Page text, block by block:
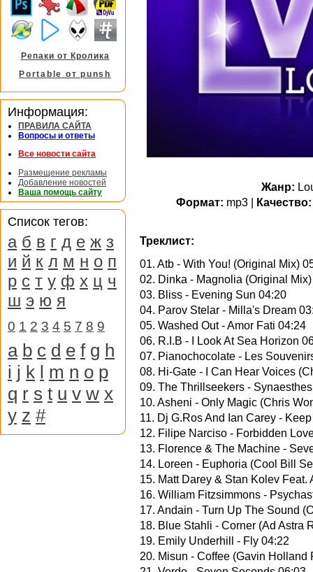
Жанр:
Формат: mp3 | Качество:
Треклист:
01. Atb - With You! (Original Mix)
02. Dinka - Magnolia (Original
03. Bliss - Evening Sun 04:20
04. Parov Stelar - Milla's Dream
05. Washed Out - Amor Fati 04:24
06. R.I.B - I Look At Sea Horizon
07. Pianochocolate - Les
08. Hi-Gate - I Can Hear Voices
09. The Thrillseekers -
10. Asheni - Only Magic (Chris
11. Dj G.Ros And Ian Carey -
12. Filipe Narciso - Forbidden
13. Florence & The Machine -
14. Loreen - Euphoria (Cool Bill
15. Matt Darey & Stan Kolev
16. William Fitzsimmons -
17. Andain - Turn Up The Sound
18. Blue Stahli - Corner (Ad Astra
19. Emily Underhill - Fly 04:22
20. Misun - Coffee (Gavin Holland
Репаки от Кролика
Portable от punsh
Информация:
ПРАВИЛА САЙТА
Вопросы и ответы
Все новости сайта
Размещение рекламы
Добавление новостей
Ваша помощь сайту
Список тегов:
а б в г д е ж з
и й к л м н о п
р с т у ф х ц ч
ш э ю я
0 1 2 3 4 5 7 8 9
a b c d e f g h
i j k l m n o p
q r s t u v w x
y z #